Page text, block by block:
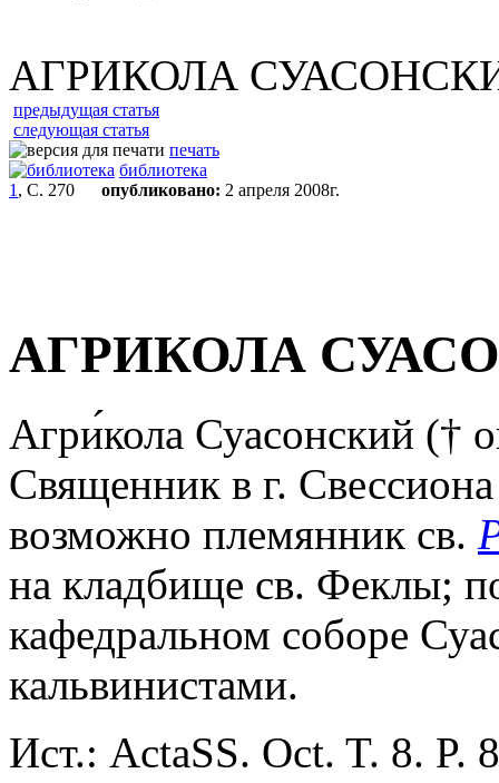
АГРИКОЛА
предыдущая статья
следующая статья
печать
библиотека
1 , С. 270 опубликовано: 2 апреля 2008г.
АГРИКОЛА
Агри́кола Суасонский (†
Священник в г.
возможно племянник св.
на кладбище св. Феклы;
кафедральном соборе
кальвинистами.
Ист.: ActaSS. Oct. T. 8. P.